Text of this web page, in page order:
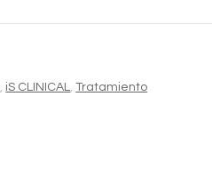
, iS CLINICAL,Tratamiento